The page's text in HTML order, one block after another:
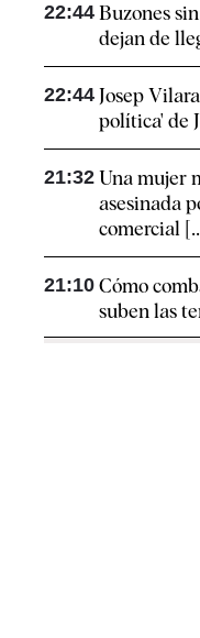
22:44 Buzones
dejan de
22:44 Josep
política' de
21:32 Una mujer
asesinada
comercial
21:10 Cómo
suben las